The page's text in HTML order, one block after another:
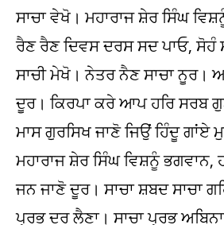
ਸਾਚਾ ਵੇਖੋ। ਮਹਾਰਾਜ ਸ਼ੇਰ ਸਿੰਘ
ਰੈਣ ਰੈਣ ਦਿਵਸ ਦਰਸ ਸਦ ਪਾਓ,
ਸਾਚੀ ਮੇਖੋ। ਨੇਤਰ ਨੈਣ ਸਾਚਾ
ਦੂਰ। ਕਿਰਪਾ ਕਰੇ ਆਪ ਹਰਿ ਸਰਬ
ਮਾਸ ਗੁਰਸਿਖ ਜਾਣੋ ਜਿਉਂ ਹਿੰਦੂ ਗਾਂਏ
ਮਹਾਰਾਜ ਸ਼ੇਰ ਸਿੰਘ ਵਿਸ਼ਨੂੰ ਭਗਵਾਨ,
ਜਨ ਜਾਣੋ ਦੂਰ। ਸਾਚਾ ਸ਼ਬਦ ਸਾਚਾ
ਪ੍ਰਭ ਦਰ ਲੈਣਾ। ਸਾਚਾ ਪ੍ਰਭ